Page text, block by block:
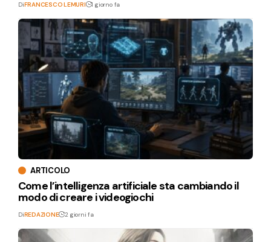
DiFRANCESCO LEMURI 1 giorno fa
ARTICOLO
Come l’intelligenza artificiale sta cambiando il
modo di creare i videogiochi
DiREDAZIONE 2 giorni fa